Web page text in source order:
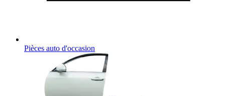
Pièces auto d'occasion